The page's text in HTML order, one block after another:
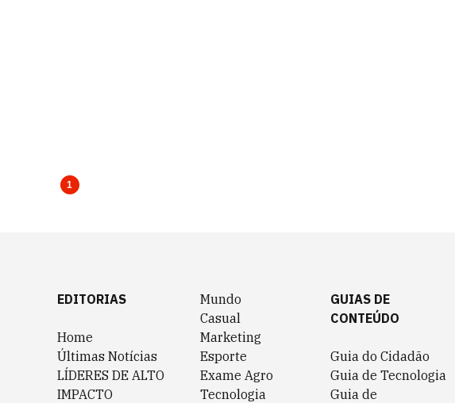
1
EDITORIAS
Home
Últimas Notícias
LÍDERES DE ALTO
IMPACTO
Mundo
Casual
Marketing
Esporte
Exame Agro
Tecnologia
GUIAS DE
CONTEÚDO
Guia do Cidadão
Guia de Tecnologia
Guia de